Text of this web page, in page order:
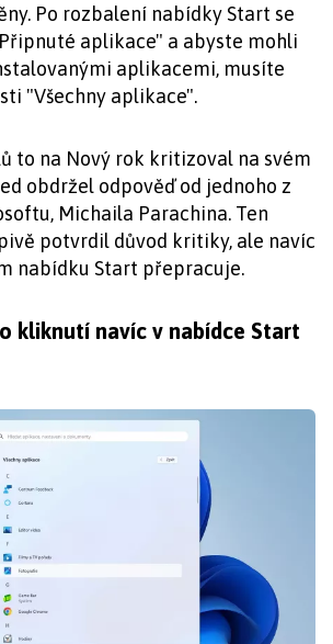
Po rozbalení nabídky Start se
aplikace" a abyste mohli
aplikacemi, musíte
"Všechny aplikace".
to na Nový rok kritizoval na svém
obdržel odpověď od jednoho z
Michaila Parachina. Ten
potvrdil důvod kritiky, ale navíc
nabídku Start přepracuje.
kliknutí navíc v nabídce Start